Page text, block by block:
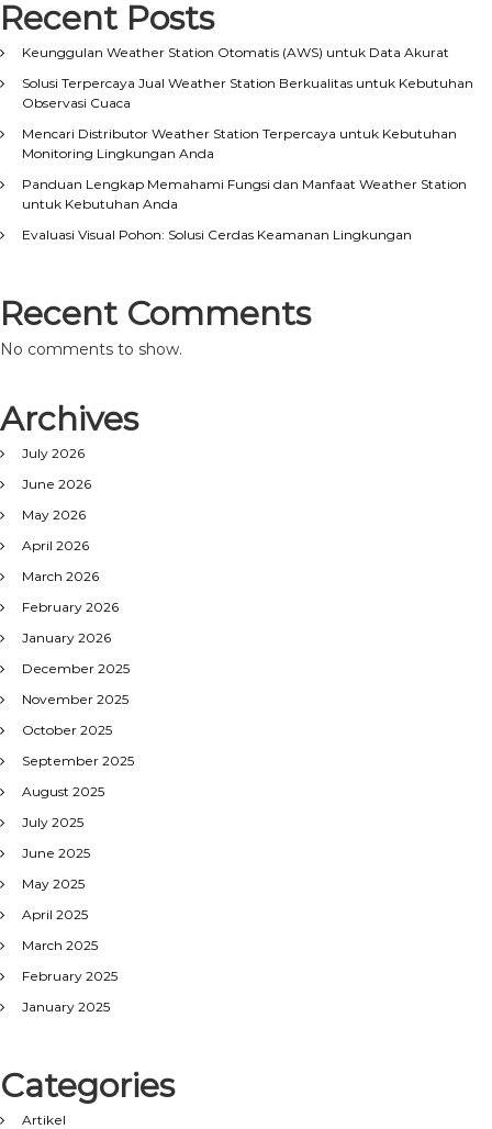
Recent Posts
Keunggulan Weather Station Otomatis (AWS) untuk Data Akurat
Solusi Terpercaya Jual Weather Station Berkualitas untuk Kebutuhan
Observasi Cuaca
Mencari Distributor Weather Station Terpercaya untuk Kebutuhan
Monitoring Lingkungan Anda
Panduan Lengkap Memahami Fungsi dan Manfaat Weather Station
untuk Kebutuhan Anda
Evaluasi Visual Pohon: Solusi Cerdas Keamanan Lingkungan
Recent Comments
No comments to show.
Archives
July 2026
June 2026
May 2026
April 2026
March 2026
February 2026
January 2026
December 2025
November 2025
October 2025
September 2025
August 2025
July 2025
June 2025
May 2025
April 2025
March 2025
February 2025
January 2025
Categories
Artikel